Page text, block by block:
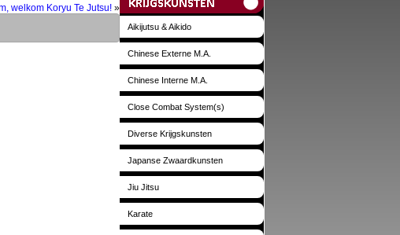
welkom Koryu Te Jutsu! »
Aikijutsu & Aikido
Chinese Externe M.A.
Chinese Interne M.A.
Close Combat System(s)
Diverse Krijgskunsten
Japanse Zwaardkunsten
Jiu Jitsu
Karate